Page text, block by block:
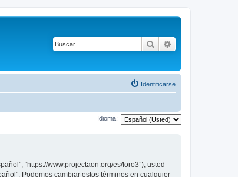
Buscar
Identificarse
Idioma:
“https://www.projectaon.org/es/foro3”), usted
Podemos cambiar estos términos en cualquier